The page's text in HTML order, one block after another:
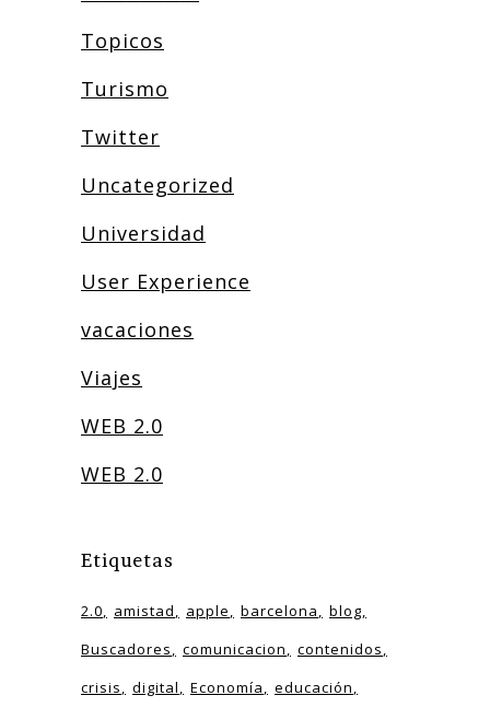
Topicos
Turismo
Twitter
Uncategorized
Universidad
User Experience
vacaciones
Viajes
WEB 2.0
WEB 2.0
Etiquetas
2.0 amistad apple barcelona
blog
Buscadores
comunicacion
contenidos
crisis
digital Economía
educación